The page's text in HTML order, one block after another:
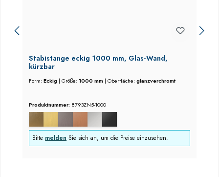
Stabistange eckig 1000 mm, Glas-Wand,
kürzbar
Form:Eckig | Größe:1000 mm | Oberfläche:glanzverchromt
Produktnummer: 8793ZN5-1000
Bitte melden Sie sich an, um die Preise einzusehen.